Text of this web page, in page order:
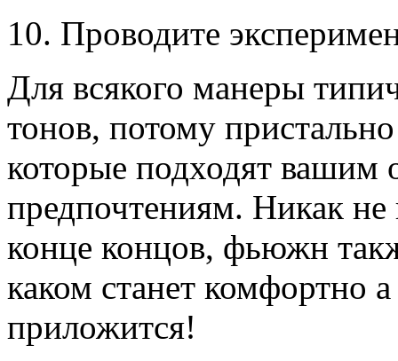
10. Проводите
Для всякого манеры
тонов, потому
которые подходят вашим
предпочтениям. Никак не
конце концов, фьюжн
каком станет комфортно
приложится!